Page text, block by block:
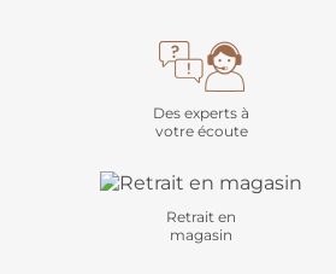
Des experts à
votre écoute
Retrait en
magasin